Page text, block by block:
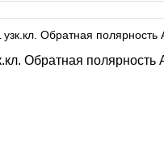
Обратная полярность